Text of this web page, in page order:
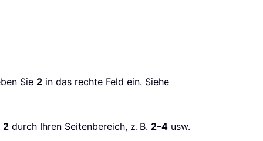
Sie 2 in das rechte Feld ein. Siehe
2 durch Ihren Seitenbereich, z. B. 2–4 usw.